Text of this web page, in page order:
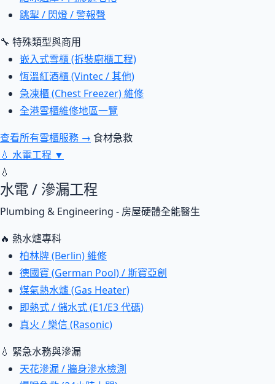
跳掣 / 閃燈 / 警報聲
🔧 特殊類型與商用
嵌入式雪櫃 (拆裝廚櫃工程)
恆溫紅酒櫃 (Vintec / 其他)
急凍櫃 (Chest Freezer) 維修
全港雪櫃維修地區一覽
查看所有雪櫃服務 → 食材急救
💧 水電工程 ▼
💧
水電 / 滲漏工程
Plumbing & Engineering - 房屋硬體全能醫生
🔥 熱水爐專科
柏林牌 (Berlin) 維修
德國寶 (German Pool) / 斯寶亞創
煤氣熱水爐 (Gas Heater)
即熱式 / 儲水式 (E1/E3 代碼)
真火 / 樂信 (Rasonic)
💧 緊急水務與滲漏
天花滲漏 / 牆身滲水檢測